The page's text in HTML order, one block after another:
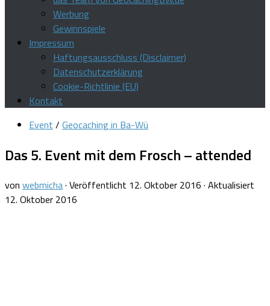
Werbung
Gewinnspiele
Impressum
Haftungsausschluss (Disclaimer)
Datenschutzerklärung
Cookie-Richtlinie (EU)
Kontakt
Event / Geocaching in Ba-Wü
Das 5. Event mit dem Frosch – attended
von webmicha· Veröffentlicht 12. Oktober 2016 · Aktualisiert
12. Oktober 2016